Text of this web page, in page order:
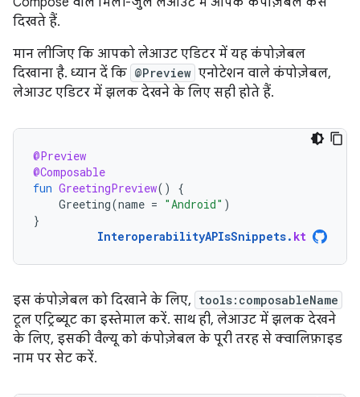
दिखते हैं.
मान लीजिए कि आपको लेआउट एडिटर में यह कंपोज़ेबल
दिखाना है. ध्यान दें कि @Preview एनोटेशन वाले कंपोज़ेबल,
लेआउट एडिटर में झलक देखने के लिए सही होते हैं.
@Preview
@Composable
fun GreetingPreview()
{
Greeting(name = "Android" )
}
InteroperabilityAPIsSnippets. kt
इस कंपोज़ेबल को दिखाने के लिए, tools:composableName
टूल एट्रिब्यूट का इस्तेमाल करें. साथ ही, लेआउट में झलक देखने
के लिए, इसकी वैल्यू को कंपोज़ेबल के पूरी तरह से क्वालिफ़ाइड
नाम पर सेट करें.